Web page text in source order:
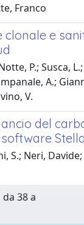
Franco
clonale e
P.; Susca,
A.;
V.
del
Stella
S.; Neri,
38 a